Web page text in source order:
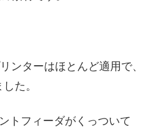
ンターはほとんど適用で、
た。
トフィーダがくっついて